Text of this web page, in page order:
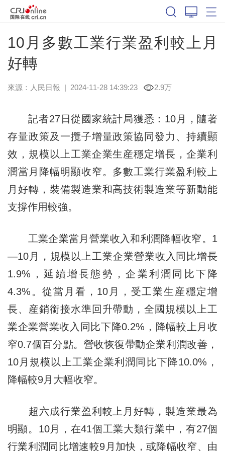
10月多數工業行業盈利較上月
好轉
來源： 人民日報 | 2024-11-28 14:39:23 2.9万
記者27日從國家統計局獲悉：10月，隨著
存量政策及一攬子增量政策協同發力、持續顯
效，規模以上工業企業生産穩定增長，企業利
潤當月降幅明顯收窄。多數工業行業盈利較上
月好轉，裝備製造業和高技術製造業等新動能
支撐作用較強。
工業企業當月營業收入和利潤降幅收窄。1
—10月，規模以上工業企業營業收入同比增長
1.9%，延續增長態勢，企業利潤同比下降
4.3%。從當月看，10月，受工業生産穩定增
長、産銷銜接水準回升帶動，全國規模以上工
業企業營業收入同比下降0.2%，降幅較上月收
窄0.7個百分點。營收恢復帶動企業利潤改善，
10月規模以上工業企業利潤同比下降10.0%，
降幅較9月大幅收窄。
超六成行業盈利較上月好轉，製造業最為
明顯。10月，在41個工業大類行業中，有27個
行業利潤同比增速較9月加快，或降幅收窄、由